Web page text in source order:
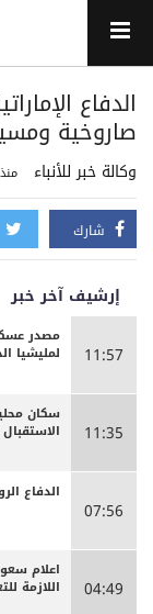
الدفاع
صاروخية
وكالة خبر للأنباء منذ 3 أشهر
شارك
إرشيف آخر خبر
11:57
مصدر
لمليشيا
11:35
سكان
07:56
الدفاع الروسية: دمرنا
04:49
اعلام
اللازمة